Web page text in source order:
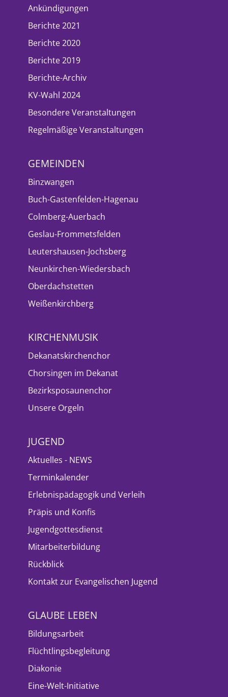
Ankündigungen
Berichte 2021
Berichte 2020
Berichte 2019
Berichte-Archiv
KV-Wahl 2024
Besondere Veranstaltungen
Regelmäßige Veranstaltungen
GEMEINDEN
Binzwangen
Buch-Gastenfelden-Hagenau
Colmberg-Auerbach
Geslau-Frommetsfelden
Leutershausen-Jochsberg
Neunkirchen-Wiedersbach
Oberdachstetten
Weißenkirchberg
KIRCHENMUSIK
Dekanatskirchenchor
Chorsingen im Dekanat
Bezirksposaunenchor
Unsere Orgeln
JUGEND
Aktuelles - NEWS
Terminkalender
Erlebnispädagogik und Verleih
Präpis und Konfis
Jugendgottesdienst
Mitarbeiterbildung
Rückblick
Kontakt zur Evangelischen Jugend
GLAUBE LEBEN
Bildungsarbeit
Flüchtlingsbegleitung
Diakonie
Eine-Welt-Initiative